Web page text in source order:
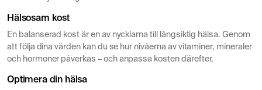
Hälsosam kost
En balanserad kost är en av nycklarna till långsiktig hälsa. Genom
att följa dina värden kan du se hur nivåerna av vitaminer, mineraler
och hormoner påverkas – och anpassa kosten därefter.
Optimera din hälsa